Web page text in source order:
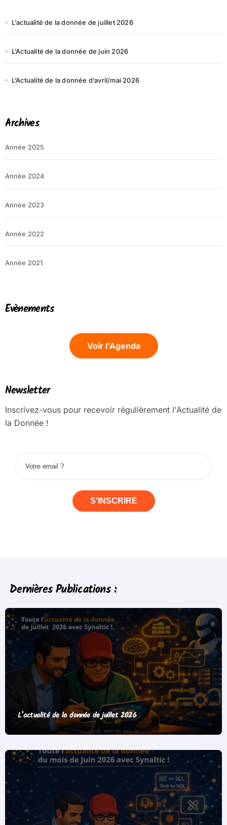
L’actualité de la donnée de juillet 2026
L’Actualité de la donnée de juin 2026
L’Actualité de la donnée d’avril/mai 2026
Archives
Année 2025
Année 2024
Année 2023
Année 2022
Année 2021
Evènements
Voir l'Agenda
Newsletter
Inscrivez-vous pour recevoir régulièrement l'Actualité de
la Donnée !
S'INSCRIRE
Dernières Publications :
L’actualité de la donnée de juillet 2026